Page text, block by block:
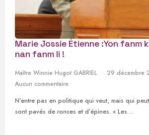
Marie Jossie Étienne :Yon fanm
nan fanm li !
Maître Winnie Hugot GABRIEL
29 décembre
Aucun commentaire
N’entre pas en politique qui veut, mais qui
sont pavés de ronces et d’épines. « Les…